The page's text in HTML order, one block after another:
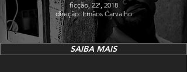
SAIBA MAIS
ficção, 22', 2018
direção: Irmãos Carvalho